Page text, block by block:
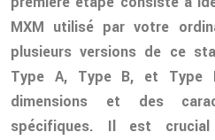
MXM utilisé par votre
plusieurs versions de ce
Type A, Type B, et Type
dimensions et des
spécifiques. Il est